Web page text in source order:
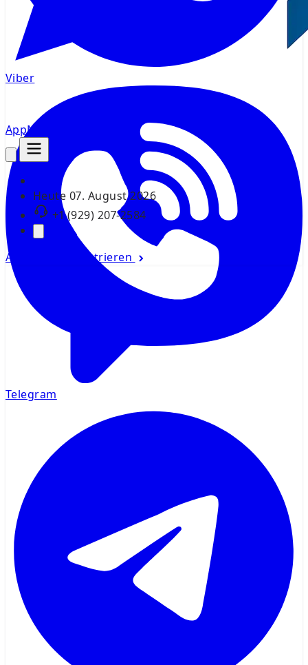
AppMsr
Heute 07. August 2026
+1 (929) 207-2584
Anmelden Registrieren
Viber
Telegram